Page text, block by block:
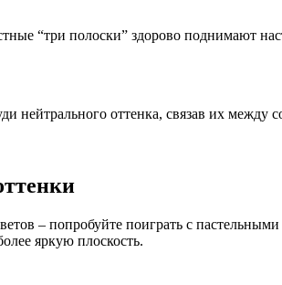
“три полоски” здорово поднимают
нейтрального оттенка, связав их между
– попробуйте поиграть с
яркую плоскость.